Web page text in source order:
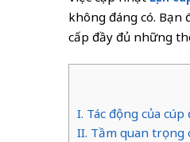
không đáng có. Bạn
cấp đầy đủ những
I. Tác động của
II. Tầm quan trọng